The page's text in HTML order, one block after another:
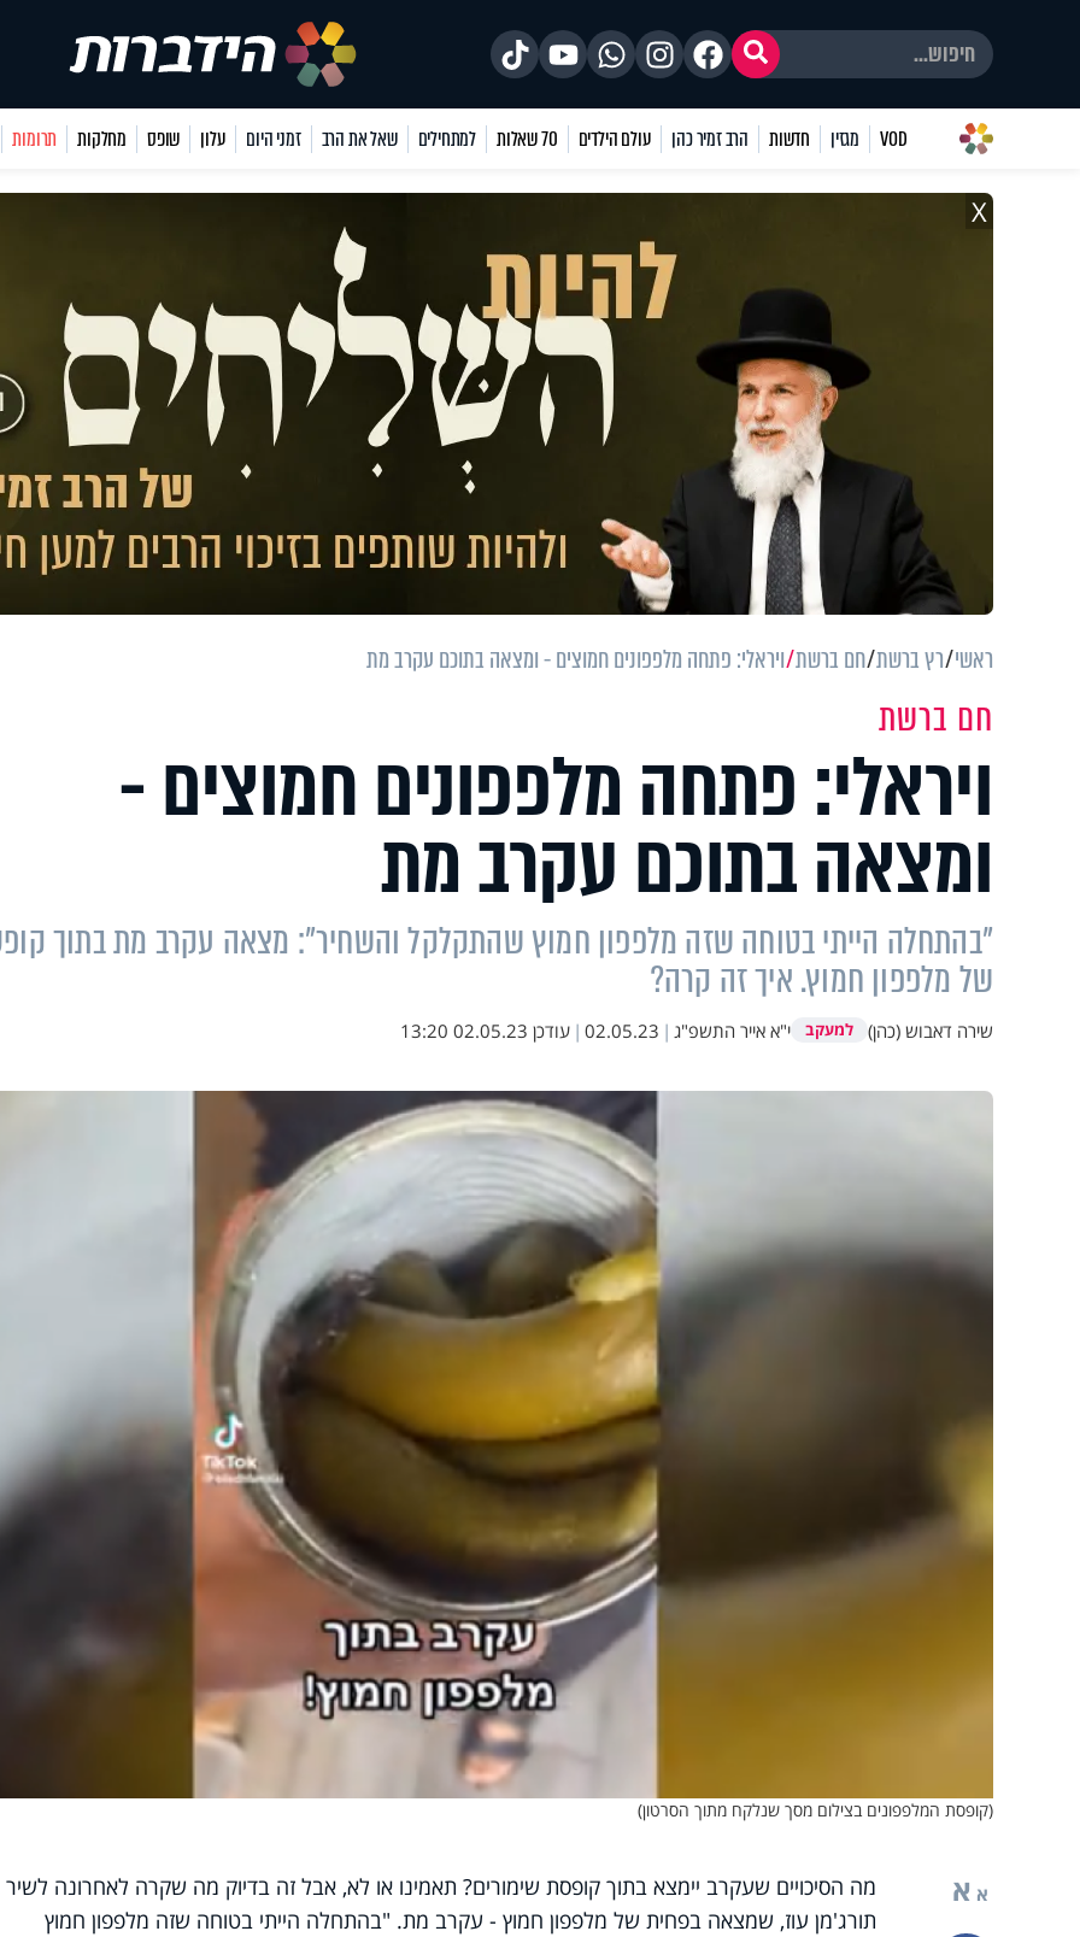
VOD מגזין חדשות הרב זמיר כהן עולם הילדים 70 שאלות למתחילים שאל את הרב זמני היום עלון שופס מחלקות תרומות
X
ראשי רץ ברשת חם ברשת ויראלי: פתחה מלפפונים חמוצים - ומצאה בתוכם עקרב מת
חם ברשת
ויראלי: פתחה מלפפונים חמוצים -
ומצאה בתוכם עקרב מת
"בהתחלה הייתי בטוחה שזה מלפפון חמוץ שהתקלקל והשחיר": מצאה עקרב מת בתוך
של מלפפון חמוץ. איך זה קרה?
שירה דאבוש (כהן) למעקב י"א אייר התשפ"ג |
02.05.23
| עודכן 02.05.23 13:20
(קופסת המלפפונים בצילום מסך שנלקח מתוך הסרטון)
א א
מה הסיכויים שעקרב יימצא בתוך קופסת שימורים? תאמינו או לא, אבל זה בדיוק מה שקרה לאחרונה לשיר
תורג'מן עוז, שמצאה בפחית של מלפפון חמוץ - עקרב מת. "בהתחלה הייתי בטוחה שזה מלפפון חמוץ